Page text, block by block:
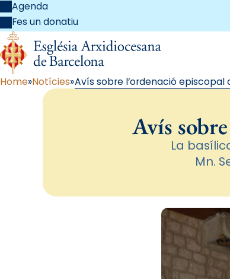
Agenda
Fes un donatiu
Home Notícies Avís sobre l’ordenació episcopal
Avís
La
Mn.